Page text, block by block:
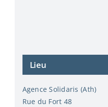
Lieu
Agence Solidaris (Ath)
Rue du Fort 48